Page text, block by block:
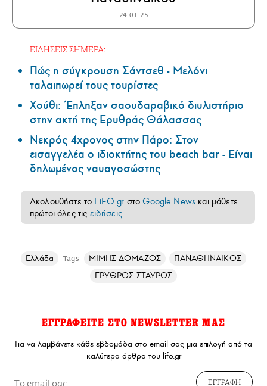
24.01.25
ΕΙΔΗΣΕΙΣ ΣΗΜΕΡΑ:
Πώς η σύγκρουση Σάντσεθ - Μελόνι
ταλαιπωρεί τους τουρίστες
Χούθι: Έπληξαν σαουδαραβικό διυλιστήριο
στην ακτή της Ερυθράς Θάλασσας
Νεκρός 4χρονος στην Πάρο: Στον
εισαγγελέα ο ιδιοκτήτης του beach bar - Είναι
δηλωμένος ναυαγοσώστης
Ακολουθήστε το LiFO.gr στοGoogle News και μάθετε
πρώτοι όλες τις ειδήσεις
Ελλάδα Tags ΜΙΜΗΣ ΔΟΜΑΖΟΣ
ΠΑΝΑΘΗΝΑΪΚΟΣ
ΕΡΥΘΡΟΣ ΣΤΑΥΡΟΣ
ΕΓΓΡΑΦΕΙΤΕ ΣΤΟ NEWSLETTER ΜΑΣ
Για να λαμβάνετε κάθε εβδομάδα στο email σας μια επιλογή από τα
καλύτερα άρθρα του lifo.gr
ΕΓΓΡΑΦΗ